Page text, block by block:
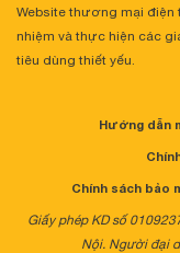
Website thương mại điện
nhiệm và thực hiện các
tiêu dùng thiết yếu.
Hướng dẫn
Chính sách bảo
Giấy phép KD số
Nội. Người đại